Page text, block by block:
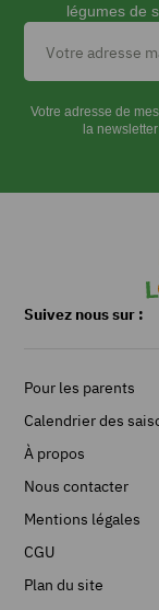
PORTIONS
d'oseille
de
20
g
beurre
1
d'eau
c.
légumes de
Votre adresse de
la
Suivez nous sur :
Pour les parents
Calendrier des
À propos
Nous contacter
Mentions légales
CGU
Plan du site